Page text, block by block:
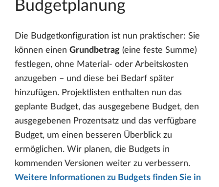
Budgetplanung
Die Budgetkonfiguration ist nun praktischer: Sie
können einen Grundbetrag (eine feste Summe)
festlegen, ohne Material- oder Arbeitskosten
anzugeben – und diese bei Bedarf später
hinzufügen. Projektlisten enthalten nun das
geplante Budget, das ausgegebene Budget, den
ausgegebenen Prozentsatz und das verfügbare
Budget, um einen besseren Überblick zu
ermöglichen. Wir planen, die Budgets in
kommenden Versionen weiter zu verbessern.
Weitere Informationen zu Budgets finden Sie in